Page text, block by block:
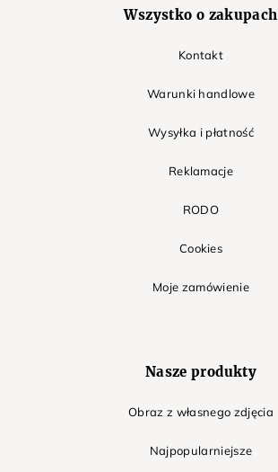
Wszystko o zakupach
Kontakt
Warunki handlowe
Wysyłka i płatność
Reklamacje
RODO
Cookies
Moje zamówienie
Nasze produkty
Obraz z własnego zdjęcia
Najpopularniejsze